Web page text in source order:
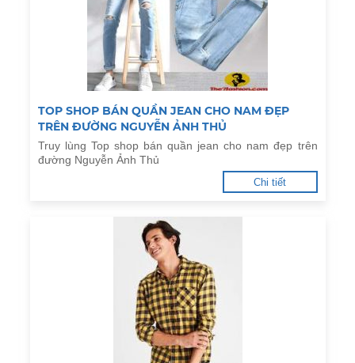
TOP SHOP BÁN QUẦN JEAN CHO NAM ĐẸP
TRÊN ĐƯỜNG NGUYỄN ẢNH THỦ
Truy lùng Top shop bán quần jean cho nam đẹp trên
đường Nguyễn Ảnh Thủ
Chi tiết